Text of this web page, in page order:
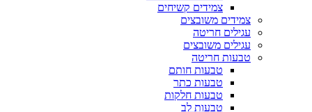
צמידים קשיחים
צמידים משובצים
עגילים חריטה
עגילים משובצים
טבעות חריטה
טבעות חותם
טבעות כתר
טבעות חלקות
טבעות לב